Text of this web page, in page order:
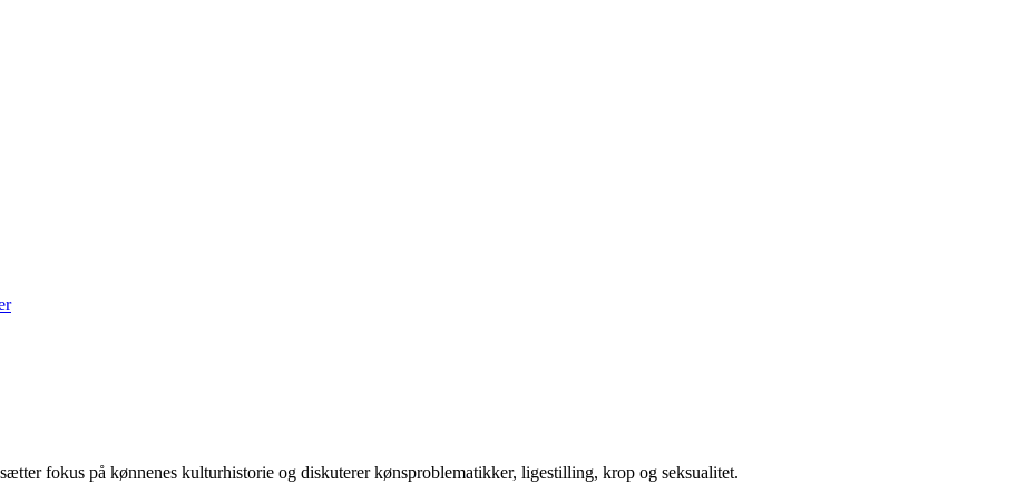
fokus på kønnenes kulturhistorie og diskuterer kønsproblematikker, ligestilling, krop og seksualitet.